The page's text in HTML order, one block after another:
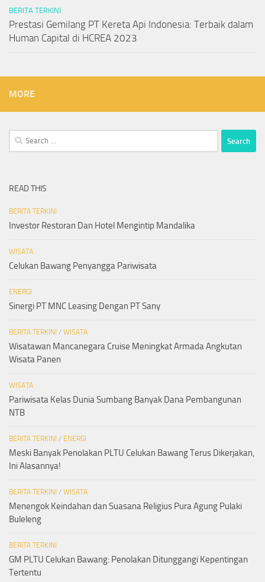
BERITA TERKINI
Prestasi Gemilang PT Kereta Api Indonesia: Terbaik dalam
Human Capital di HCREA 2023
MORE
Search
for:
READ THIS
BERITA TERKINI
Investor Restoran Dan Hotel Mengintip Mandalika
WISATA
Celukan Bawang Penyangga Pariwisata
ENERGI
Sinergi PT MNC Leasing Dengan PT Sany
BERITA TERKINI / WISATA
Wisatawan Mancanegara Cruise Meningkat Armada Angkutan
Wisata Panen
WISATA
Pariwisata Kelas Dunia Sumbang Banyak Dana Pembangunan
NTB
BERITA TERKINI / ENERGI
Meski Banyak Penolakan PLTU Celukan Bawang Terus Dikerjakan,
Ini Alasannya!
BERITA TERKINI / WISATA
Menengok Keindahan dan Suasana Religius Pura Agung Pulaki
Buleleng
BERITA TERKINI
GM PLTU Celukan Bawang: Penolakan Ditunggangi Kepentingan
Tertentu